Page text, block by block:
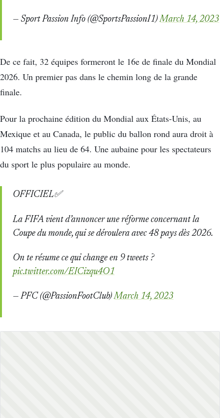
— Sport Passion Info (@SportsPassionI1)March 14, 2023
De ce fait, 32 équipes formeront le 16e de finale du Mondial
2026. Un premier pas dans le chemin long de la grande
finale.
Pour la prochaine édition du Mondial aux États-Unis, au
Mexique et au Canada, le public du ballon rond aura droit à
104 matchs au lieu de 64. Une aubaine pour les spectateurs
du sport le plus populaire au monde.
OFFICIEL✅
La FIFA vient d’annoncer une réforme concernant la
Coupe du monde, qui se déroulera avec 48 pays dès 2026.
On te résume ce qui change en 9 tweets ?
pic.twitter.com/EICizqu4O1
— PFC (@PassionFootClub)March 14, 2023